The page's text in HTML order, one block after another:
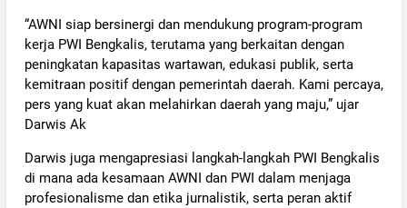
“AWNI siap bersinergi dan mendukung program-program
kerja PWI Bengkalis, terutama yang berkaitan dengan
peningkatan kapasitas wartawan, edukasi publik, serta
kemitraan positif dengan pemerintah daerah. Kami percaya,
pers yang kuat akan melahirkan daerah yang maju,” ujar
Darwis Ak
Darwis juga mengapresiasi langkah-langkah PWI Bengkalis
di mana ada kesamaan AWNI dan PWI dalam menjaga
profesionalisme dan etika jurnalistik, serta peran aktif